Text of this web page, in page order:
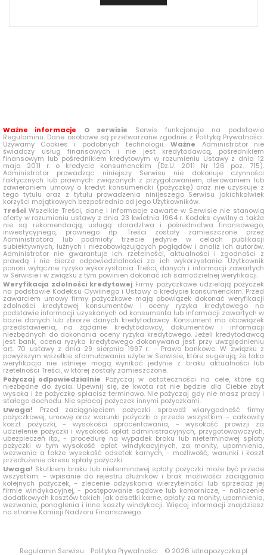
Ważne informacje O serwisie Serwis funkcjonuje na podstawie
Regulaminu. Dane osobowe są przetwarzane zgodnie z Polityką Prywatności.
Używamy Cookies i podobnych technologii. Ważne Administrator nie
świadczy usług finansowych i nie jest kredytodawcą, pośrednikiem
finansowym lub pośrednikiem kredytowym w rozumieniu Ustawy z dnia 12
maja 2011 r. o kredycie konsumenckim (Dz.U. 2011 Nr 126 poz. 715).
Administrator prowadząc niniejszy Serwisu nie dokonuje czynności
faktycznych lub prawnych związanych z przygotowaniem, oferowaniem lub
zawieraniem umowy o kredyt konsumencki (pożyczkę) oraz nie uzyskuje z
tego tytułu oraz z tytułu prowadzenia ninijeszego Serwisu jakichkolwiek
korzyści majątkowych bezpośrednio od jego Użytkowników.
Treści Wszelkie Treści, dane i informacje zawarte w Serwisie nie stanowią
oferty w rozumieniu ustawy z dnia 23 kwietnia 1964 r. Kodeks cywilny a także
nie są rekomendacją, usługą doradztwa i pośrednictwa finansowego,
inwestycyjnego, prawnego itp. Treści zostały zamieszczone przez
Administratora lub podmioty trzecie jedynie w celach publikacji
subiektywnych, luźnych i niezobowiązujących poglądów i analiz ich autorów.
Administrator nie gwarantuje ich rzetelności, aktualności i zgodności z
prawdą i nie bierze odpowiedzialności za ich wykorzystanie. Użytkownik
ponosi wyłączne ryzyko wykorzystania Treści, danych i informacji zawartych
w Serwisie i w związku z tym powinien dokonać ich samodzielnej weryfikacji.
Weryfikacja zdolności kredytowej Firmy pożyczkowe udzielają pożyczek
na podstawie Kodeksu Cywilnego i Ustawy o kredycie konsumenckim. Przed
zawarciem umowy firmy pożyczkowe mają obowiązek dokonać weryfikacji
zdolności kredytowej konsumentów i oceny ryzyka kredytowego na
podstawie informacji uzyskanych od konsumenta lub informacji zawartych w
bazie danych lub zbiorze danych kredytodawcy. Konsument ma obowiązek
przedstawienia, na żądanie kredytodawcy, dokumentów i informacji
niezbędnych do dokonania oceny ryzyka kredytowego. Jeżeli kredytodawcą
jest bank, ocena ryzyka kredytowego dokonywana jest przy uwzględnieniu
art. 70 ustawy z dnia 29 sierpnia 1997 r. – Prawo bankowe. W związku z
powyższym wszelkie sformułowania użyte w Serwisie, które sugerują, że taka
weryfikacja nie istnieje mogą wynikać jedynie z braku aktualności lub
rzetelności Treści, w której zostały zamieszczone.
Pożyczaj odpowiedzialnie Pożyczaj w ostateczności na cele, które są
niezbędne do życia. Upewnij się, że kwota rat nie będzie dla Ciebie zbyt
wysoka i że pożyczkę spłacisz terminowo. Nie pożyczaj gdy nie masz pracy i
stałego dochodu. Nie spłacaj pożyczek innymi pożyczkami.
Uwaga! Przed zaciągnięciem pożyczki sprawdź wiarygodność firmy
pożyczkowej, umowę oraz warunki pożyczki a przede wszystkim: - całkowity
koszt pożyczki, - wysokości oprocentowania, - wysokość prowizji za
udzielenie pożyczki i wysokość opłat administracyjnych, przygotowawczych,
ubezpieczeń itp., - procedurę na wypadek braku lub nieterminowej spłaty
pożyczki w tym wysokość opłat windykacyjnych, za monity, upomnienia,
wezwania a także wysokość odsetek karnych, - możliwość, warunki i koszt
przedłużenie okresu spłaty pożyczki.
Uwaga! Skutkiem braku lub nieterminowej spłaty pożyczki może być przede
wszystkim: - wpisanie do rejestru dłużników i brak możliwości zaciągania
kolejnych pożyczek, - zlecenie odzyskania wierzytelności lub sprzedaż jej
firmie windykacyjnej, - postępowanie sądowe lub komornicze, - naliczenie
dodatkowych kosztów takich jak odsetki karne, opłaty za monity, upomnienia,
wezwania, ponaglenia i inne koszty windykacji. Więcej informacji znajdziesz
na stronie Komisji Nadzoru Finansowego.
Regulamin Serwisu Polityka Prywatności © 2026 ietnapozyczka.pl